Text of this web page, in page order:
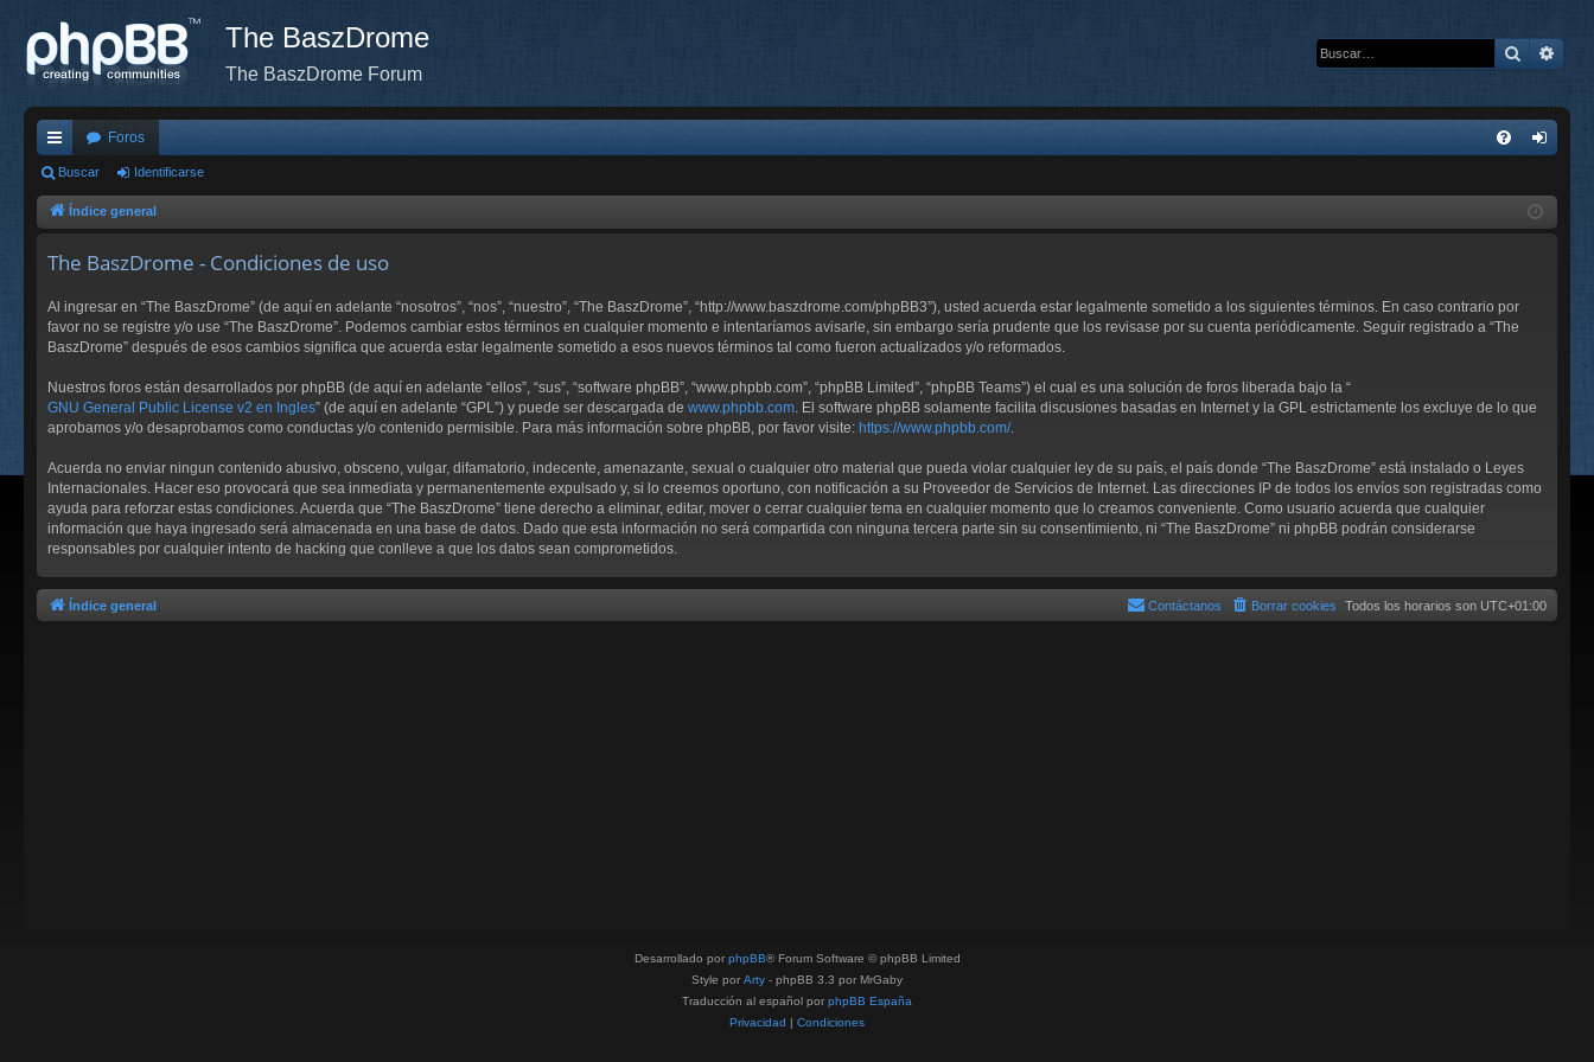
The BaszDrome
The BaszDrome Forum
Buscar
nl
ac
pi
do
s
Foros
nti
Buscar Identificarse
Índice general
The BaszDrome - Condiciones de uso
Al ingresar en “The BaszDrome” (de aquí en adelante “nosotros”, “nos”, “nuestro”, “The BaszDrome”, “http://www.baszdrome.com/phpBB3”), usted acuerda estar legalmente sometido a los siguientes términos. En caso contrario por
favor no se registre y/o use “The BaszDrome”. Podemos cambiar estos términos en cualquier momento e intentaríamos avisarle, sin embargo sería prudente que los revisase por su cuenta periódicamente. Seguir registrado a “The
BaszDrome” después de esos cambios significa que acuerda estar legalmente sometido a esos nuevos términos tal como fueron actualizados y/o reformados.
Nuestros foros están desarrollados por phpBB (de aquí en adelante “ellos”, “sus”, “software phpBB”, “www.phpbb.com”, “phpBB Limited”, “phpBB Teams”) el cual es una solución de foros liberada bajo la “
GNU General Public License v2 en Ingles” (de aquí en adelante “GPL”) y puede ser descargada de www.phpbb.com . El software phpBB solamente facilita discusiones basadas en Internet y la GPL estrictamente los excluye de lo que
aprobamos y/o desaprobamos como conductas y/o contenido permisible. Para más información sobre phpBB, por favor visite: https://www.phpbb.com/.
Acuerda no enviar ningun contenido abusivo, obsceno, vulgar, difamatorio, indecente, amenazante, sexual o cualquier otro material que pueda violar cualquier ley de su país, el país donde “The BaszDrome” está instalado o Leyes
Internacionales. Hacer eso provocará que sea inmediata y permanentemente expulsado y, si lo creemos oportuno, con notificación a su Proveedor de Servicios de Internet. Las direcciones IP de todos los envíos son registradas como
ayuda para reforzar estas condiciones. Acuerda que “The BaszDrome” tiene derecho a eliminar, editar, mover o cerrar cualquier tema en cualquier momento que lo creamos conveniente. Como usuario acuerda que cualquier
información que haya ingresado será almacenada en una base de datos. Dado que esta información no será compartida con ninguna tercera parte sin su consentimiento, ni “The BaszDrome” ni phpBB podrán considerarse
responsables por cualquier intento de hacking que conlleve a que los datos sean comprometidos.
Índice general Todos los horarios son UTC+01:00
Borrar cookies
Contáctanos
Desarrollado por phpBB® Forum Software © phpBB Limited
Style por Arty - phpBB 3.3 por MrGaby
Traducción al español por phpBB España
Privacidad | Condiciones